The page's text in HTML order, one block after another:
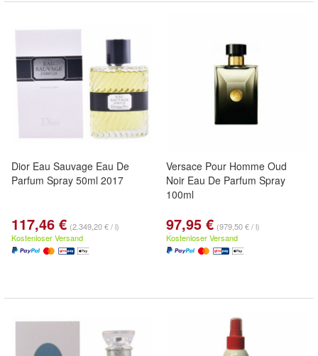
Dior Eau Sauvage Eau De
Parfum Spray 50ml 2017
117,46 € (2.349,20 € / l)
Kostenloser Versand
Versace Pour Homme Oud
Noir Eau De Parfum Spray
100ml
97,95 € (979,50 € / l)
Kostenloser Versand